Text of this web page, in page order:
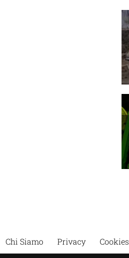
Chi Siamo Privacy Cookies